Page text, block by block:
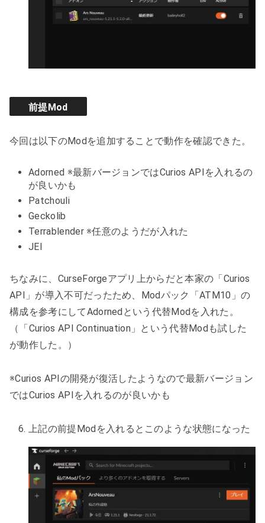
前提Mod
今回は以下のModを追加することで動作を確認できた。
Adorned ※最新バージョンではCurios APIを入れるの
が良いかも
Patchouli
Geckolib
Terrablender ※任意のようだが入れた
JEI
ちなみに、CurseForgeアプリ上からだと本家の「Curios
API」が導入不可だったため、Modパック「ATM10」の
構成を参考にしてAdornedという代替Modを入れた。
（「Curios API Continuation」という代替Modも試した
が動作した。）
※Curios APIの開発が復活したようなので最新バージョン
ではCurios APIを入れるのが良いかも
上記の前提Modを入れるとこのような状態になった